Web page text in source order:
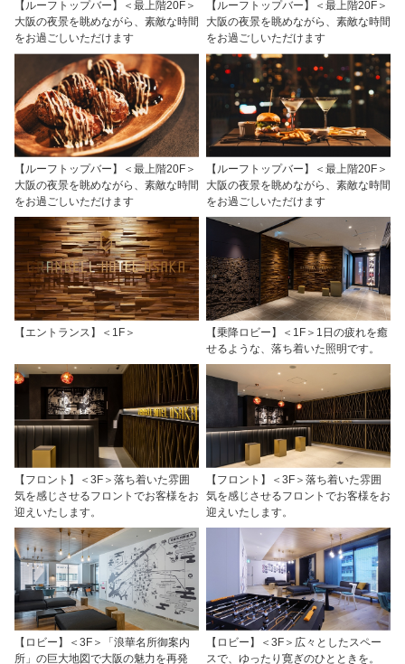
【ルーフトップバー】＜最上階20F＞
大阪の夜景を眺めながら、素敵な時間
をお過ごしいただけます
【ルーフトップバー】＜最上階20F＞
大阪の夜景を眺めながら、素敵な時間
をお過ごしいただけます
【ルーフトップバー】＜最上階20F＞
大阪の夜景を眺めながら、素敵な時間
をお過ごしいただけます
【ルーフトップバー】＜最上階20F＞
大阪の夜景を眺めながら、素敵な時間
をお過ごしいただけます
【エントランス】＜1F＞
【乗降ロビー】＜1F＞1日の疲れを癒
せるような、落ち着いた照明です。
【フロント】＜3F＞落ち着いた雰囲
気を感じさせるフロントでお客様をお
迎えいたします。
【フロント】＜3F＞落ち着いた雰囲
気を感じさせるフロントでお客様をお
迎えいたします。
【ロビー】＜3F＞「浪華名所御案内
所」の巨大地図で大阪の魅力を再発
【ロビー】＜3F＞広々としたスペー
スで、ゆったり寛ぎのひとときを。